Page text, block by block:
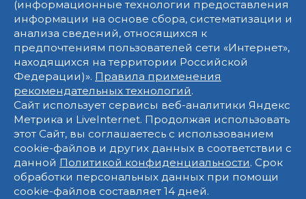
(информационные технологии предоставления
информации на основе сбора, систематизации и
анализа сведений, относящихся к
предпочтениям пользователей сети «Интернет»,
находящихся на территории Российской
Федерации)». Правила применения
рекомендательных технологий.
Сайт использует сервисы веб-аналитики Яндекс
Метрика и LiveInternet. Продолжая использовать
этот Сайт, вы соглашаетесь с использованием
cookie-файлов и других данных в соответствии с
данной Политикой конфиденциальности. Срок
обработки персональных данных при помощи
cookie-файлов составляет 14 дней.